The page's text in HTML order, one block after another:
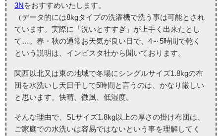
3Nをおすすめいたします。
（データ的には8kgタイプの洗濯機で洗う事は可能とされ
ています。実際に「洗いとすすぎ」が上手く出来たとし
て…。春・秋の通常お天気が良い日で、4～5時間で乾く
という説明は、インビスタ社から聞いております。
関西以北又は東の地域で冬場にシングルサイズ1.8kgの布
団を水洗いし天日干しで5時間と言うのは、かなり厳しい
と思います。快晴、微風、低湿度。
そんな理由で、SLサイズ1.8kg以上の厚さの掛け布団は、
ご家庭での水洗いは容易ではないという事を理解してく